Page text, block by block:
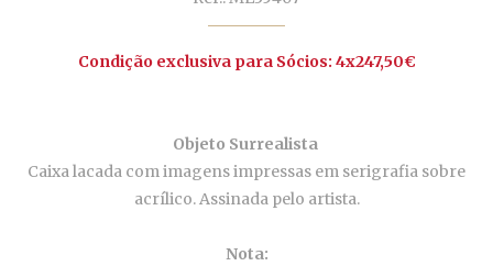
Condição exclusiva para Sócios: 4x247,50€
Objeto Surrealista
Caixa lacada com imagens impressas em serigrafia sobre
acrílico. Assinada pelo artista.
Nota: